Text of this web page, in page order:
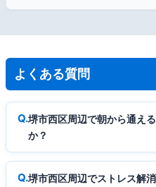
よくある質問
堺市西区周辺で朝から通え
か？
堺市西区周辺でストレス解